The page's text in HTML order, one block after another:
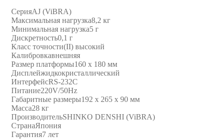
СерияAJ (ViBRA)
Максимальная нагрузка8,2 кг
Минимальная нагрузка5 г
Дискретность0,1 г
Класс точности(II) высокий
Калибровкавнешняя
Размер платформы160 х 180 мм
Дисплейжидкокристаллический
ИнтерфейсRS-232C
Питание220V/50Hz
Габаритные размеры192 х 265 х 90 мм
Масса28 кг
ПроизводительSHINKO DENSHI (ViBRA)
СтранаЯпония
Гарантия7 лет